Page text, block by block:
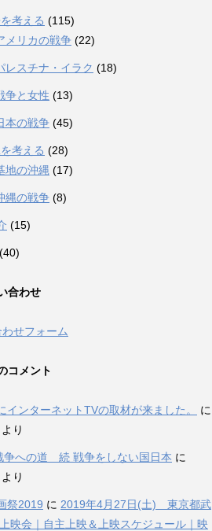
考える (115)
メリカの戦争 (22)
レスチナ・イラク (18)
争と女性 (13)
本の戦争 (45)
考える (28)
地の沖縄 (17)
縄の戦争 (8)
(15)
合わせ
せフォーム
コメント
インターネットTVの取材が来ました。
に
り
争への道 続 戦争をしない国日本 に
り
祭2019 に 2019年4月27日(土) 東京都武
映会｜自主上映＆上映スケジュール｜映